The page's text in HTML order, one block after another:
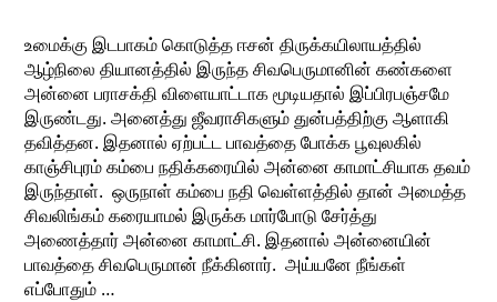
உமைக்கு இடபாகம் கொடுத்த ஈசன் திருக்கயிலாயத்தில்
ஆழ்நிலை தியானத்தில் இருந்த சிவபெருமானின் கண்களை
அன்னை பராசக்தி விளையாட்டாக மூடியதால் இப்பிரபஞ்சமே
இருண்டது. அனைத்து ஜீவராசிகளும் துன்பத்திற்கு ஆளாகி
தவித்தன. இதனால் ஏற்பட்ட பாவத்தை போக்க பூவுலகில்
காஞ்சிபுரம் கம்பை நதிக்கரையில் அன்னை காமாட்சியாக தவம்
இருந்தாள். ஒருநாள் கம்பை நதி வெள்ளத்தில் தான் அமைத்த
சிவலிங்கம் கரையாமல் இருக்க மார்போடு சேர்த்து
அணைத்தார் அன்னை காமாட்சி. இதனால் அன்னையின்
பாவத்தை சிவபெருமான் நீக்கினார். அய்யனே நீங்கள்
எப்போதும் …